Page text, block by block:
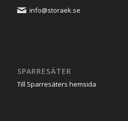
info@storaek.se
SPARRESÄTER
Till Sparresäters hemsida